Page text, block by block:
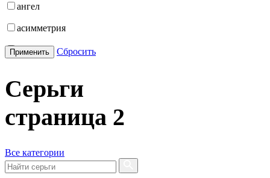
ангел
асимметрия
бабочка
башня
бесконечность
булавка
Применить Сбросить
Серьги
страница 2
Все категории